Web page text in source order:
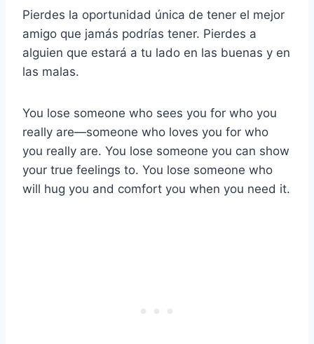
Pierdes la oportunidad única de tener el mejor
amigo que jamás podrías tener. Pierdes a
alguien que estará a tu lado en las buenas y en
las malas.
You lose someone who sees you for who you
really are—someone who loves you for who
you really are. You lose someone you can show
your true feelings to. You lose someone who
will hug you and comfort you when you need it.